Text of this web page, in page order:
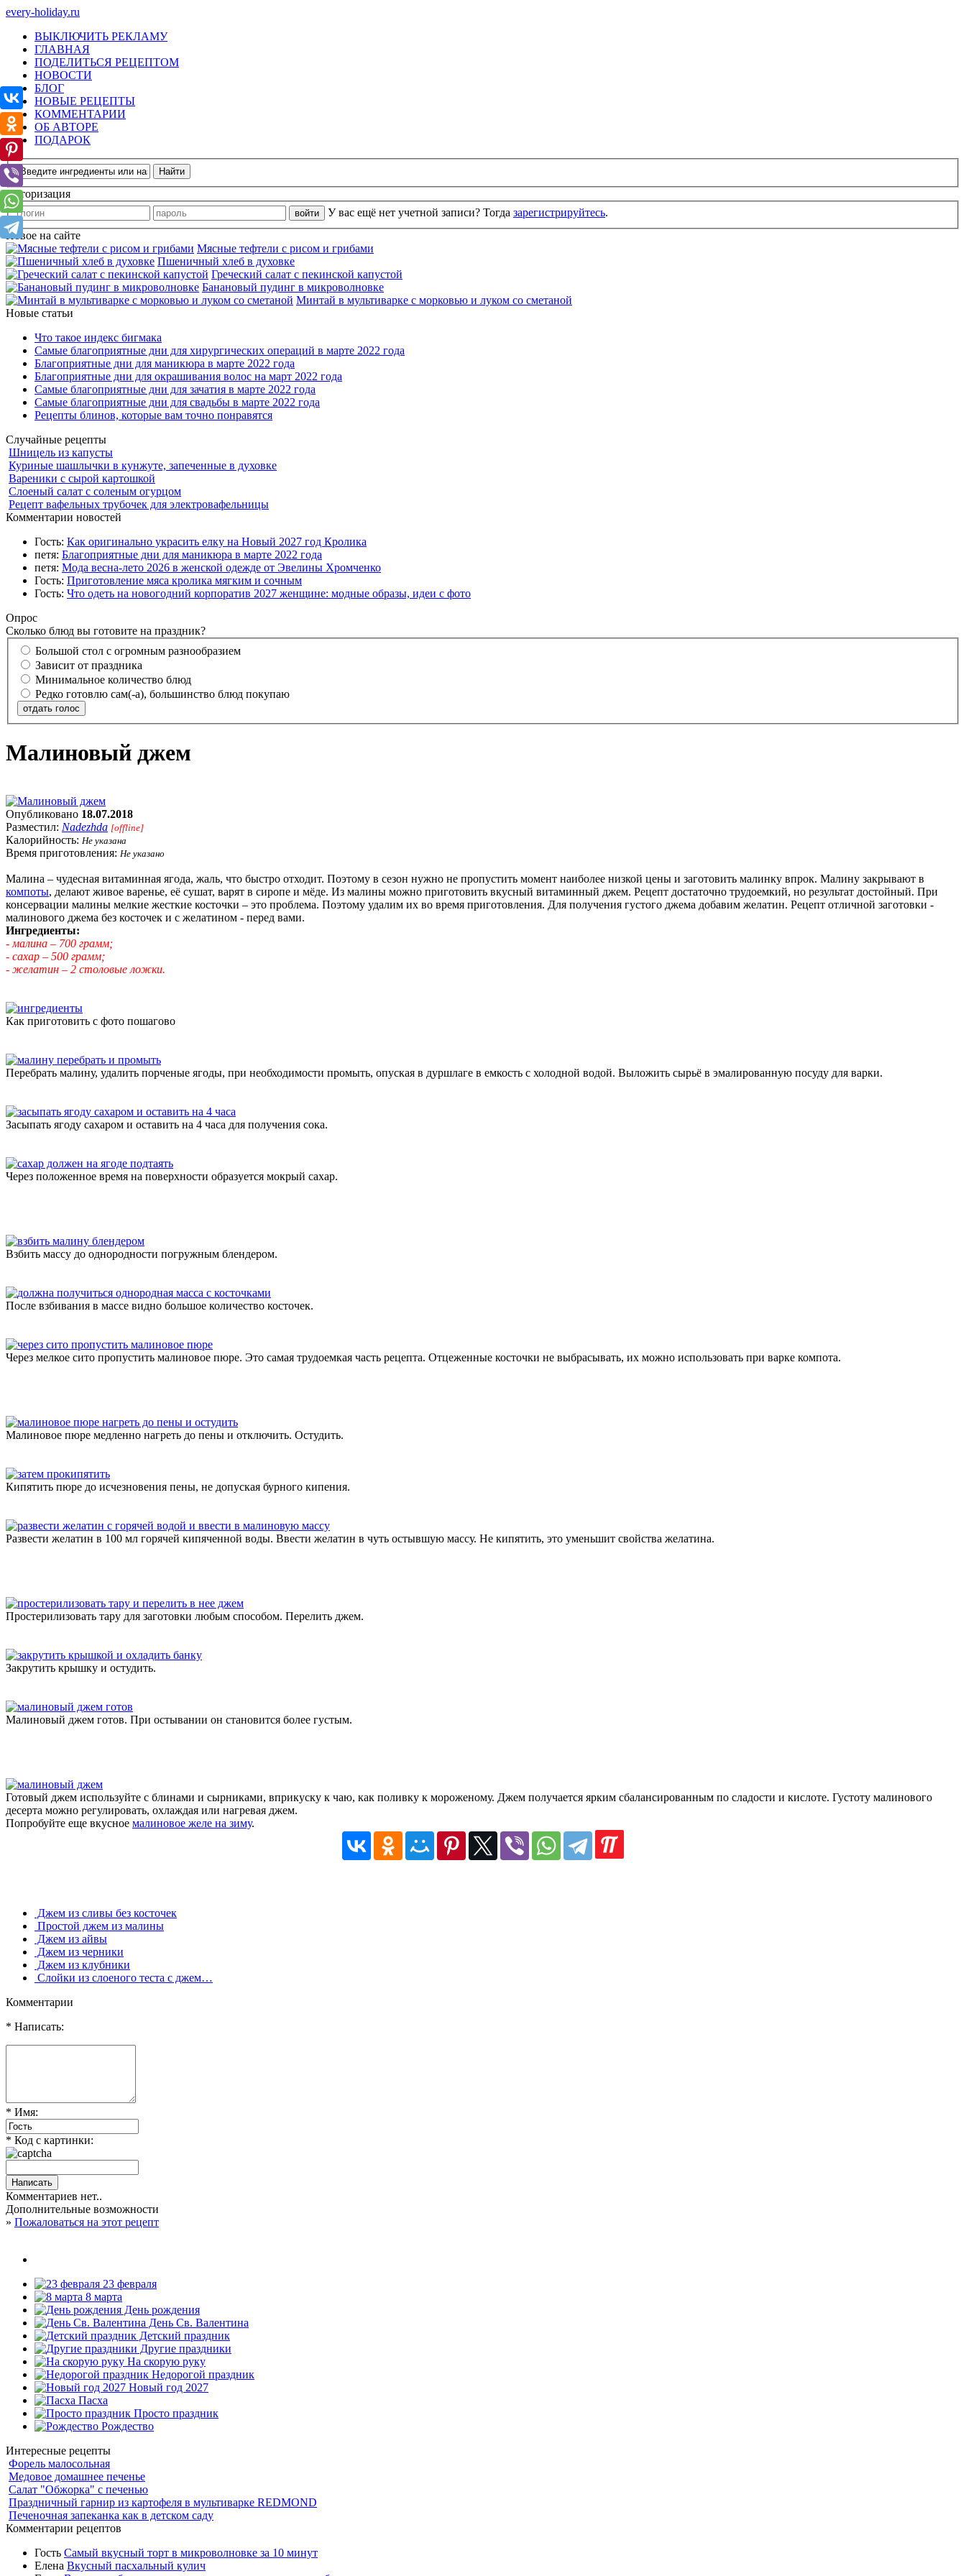
every-holiday.ru
ВЫКЛЮЧИТЬ РЕКЛАМУ
ГЛАВНАЯ
ПОДЕЛИТЬСЯ РЕЦЕПТОМ
НОВОСТИ
БЛОГ
НОВЫЕ РЕЦЕПТЫ
КОММЕНТАРИИ
ОБ АВТОРЕ
ПОДАРОК
Авторизация
У вас ещё нет учетной записи? Тогда зарегистрируйтесь.
Новое на сайте
Мясные тефтели с рисом и грибами
Пшеничный хлеб в духовке
Греческий салат с пекинской капустой
Банановый пудинг в микроволновке
Минтай в мультиварке с морковью и луком со сметаной
Новые статьи
Что такое индекс бигмака
Самые благоприятные дни для хирургических операций в марте 2022 года
Благоприятные дни для маникюра в марте 2022 года
Благоприятные дни для окрашивания волос на март 2022 года
Самые благоприятные дни для зачатия в марте 2022 года
Самые благоприятные дни для свадьбы в марте 2022 года
Рецепты блинов, которые вам точно понравятся
Случайные рецепты
Шницель из капусты
Куриные шашлычки в кунжуте, запеченные в духовке
Вареники с сырой картошкой
Слоеный салат с соленым огурцом
Рецепт вафельных трубочек для электровафельницы
Комментарии новостей
Гость: Как оригинально украсить елку на Новый 2027 год Кролика
петя: Благоприятные дни для маникюра в марте 2022 года
петя: Мода весна-лето 2026 в женской одежде от Эвелины Хромченко
Гость: Приготовление мяса кролика мягким и сочным
Гость: Что одеть на новогодний корпоратив 2027 женщине: модные образы, идеи с фото
Опрос
Сколько блюд вы готовите на праздник?
Большой стол с огромным разнообразием
Зависит от праздника
Минимальное количество блюд
Редко готовлю сам(-а), большинство блюд покупаю
отдать голос
Малиновый джем
Опубликовано 18.07.2018
Разместил: Nadezhda [offline]
Калорийность: Не указана
Время приготовления: Не указано
Малина – чудесная витаминная ягода, жаль, что быстро отходит. Поэтому в сезон нужно не пропустить момент наиболее низкой цены и заготовить малинку впрок. Малину закрывают в
компоты, делают живое варенье, её сушат, варят в сиропе и мёде. Из малины можно приготовить вкусный витаминный джем. Рецепт достаточно трудоемкий, но результат достойный. При
консервации малины мелкие жесткие косточки – это проблема. Поэтому удалим их во время приготовления. Для получения густого джема добавим желатин. Рецепт отличной заготовки -
малинового джема без косточек и с желатином - перед вами.
Ингредиенты:
- малина – 700 грамм;
- сахар – 500 грамм;
- желатин – 2 столовые ложки.
Как приготовить с фото пошагово
Перебрать малину, удалить порченые ягоды, при необходимости промыть, опуская в дуршлаге в емкость с холодной водой. Выложить сырьё в эмалированную посуду для варки.
Засыпать ягоду сахаром и оставить на 4 часа для получения сока.
Через положенное время на поверхности образуется мокрый сахар.
Взбить массу до однородности погружным блендером.
После взбивания в массе видно большое количество косточек.
Через мелкое сито пропустить малиновое пюре. Это самая трудоемкая часть рецепта. Отцеженные косточки не выбрасывать, их можно использовать при варке компота.
Малиновое пюре медленно нагреть до пены и отключить. Остудить.
Кипятить пюре до исчезновения пены, не допуская бурного кипения.
Развести желатин в 100 мл горячей кипяченной воды. Ввести желатин в чуть остывшую массу. Не кипятить, это уменьшит свойства желатина.
Простерилизовать тару для заготовки любым способом. Перелить джем.
Закрутить крышку и остудить.
Малиновый джем готов. При остывании он становится более густым.
Готовый джем используйте с блинами и сырниками, вприкуску к чаю, как поливку к мороженому. Джем получается ярким сбалансированным по сладости и кислоте. Густоту малинового
десерта можно регулировать, охлаждая или нагревая джем.
Попробуйте еще вкусное малиновое желе на зиму.
Джем из сливы без косточек
Простой джем из малины
Джем из айвы
Джем из черники
Джем из клубники
Слойки из слоеного теста с джем…
Комментарии
* Написать:
* Имя:
* Код с картинки:
Комментариев нет..
Дополнительные возможности
» Пожаловаться на этот рецепт
23 февраля
8 марта
День рождения
День Св. Валентина
Детский праздник
Другие праздники
На скорую руку
Недорогой праздник
Новый год 2027
Пасха
Просто праздник
Рождество
Интересные рецепты
Форель малосольная
Медовое домашнее печенье
Салат "Обжорка" с печенью
Праздничный гарнир из картофеля в мультиварке REDMOND
Печеночная запеканка как в детском саду
Комментарии рецептов
Гость Самый вкусный торт в микроволновке за 10 минут
Елена Вкусный пасхальный кулич